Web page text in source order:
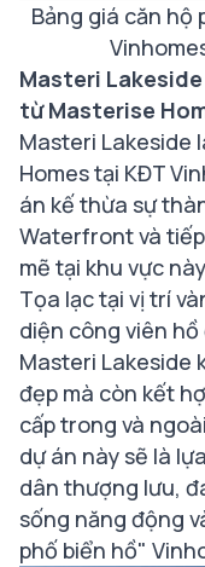
Bảng giá căn hộ
Masteri
từ Masterise
Masteri Lakeside
Homes tại KĐT
án kế thừa sự
Waterfront và
mẽ tại khu vực
Tọa lạc tại vị trí
diện công viên
Masteri Lakeside
đẹp mà còn kết
cấp trong và
dự án này sẽ là
dân thượng lưu,
sống năng động
phố biển hồ"